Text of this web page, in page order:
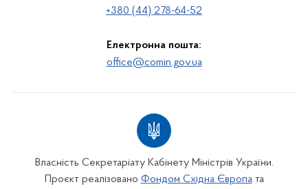
+380 (44) 278-64-52
Електронна пошта:
office@comin.gov.ua
Власність Секретаріату Кабінету Міністрів України.
Проєкт реалізовано Фондом Східна Європата